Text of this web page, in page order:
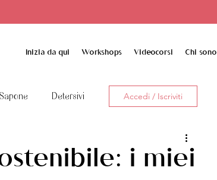
Inizia da qui Workshops Videocorsi Chi sono
Sapone Detersivi Accedi / Iscriviti
i miei